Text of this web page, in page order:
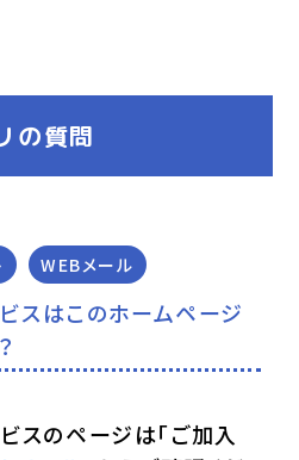
の質問
WEBメール
スはこのホームページ
スのページは「ご加入